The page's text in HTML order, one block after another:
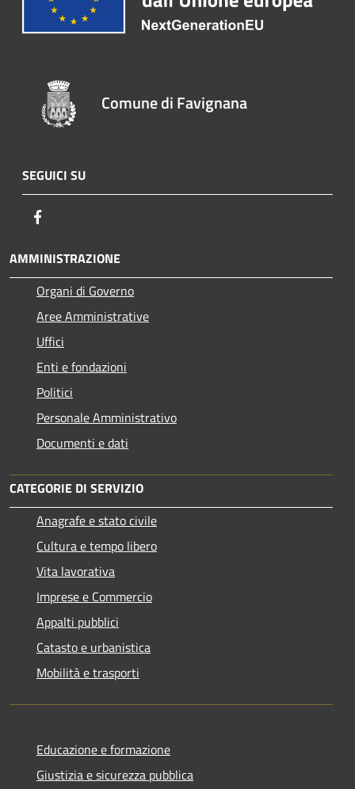
Comune di Favignana
SEGUICI SU
AMMINISTRAZIONE
Organi di Governo
Aree Amministrative
Uffici
Enti e fondazioni
Politici
Personale Amministrativo
Documenti e dati
CATEGORIE DI SERVIZIO
Anagrafe e stato civile
Cultura e tempo libero
Vita lavorativa
Imprese e Commercio
Appalti pubblici
Catasto e urbanistica
Mobilità e trasporti
Educazione e formazione
Giustizia e sicurezza pubblica